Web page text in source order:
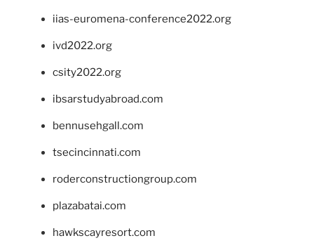
iias-euromena-conference2022.org
ivd2022.org
csity2022.org
ibsarstudyabroad.com
bennusehgall.com
tsecincinnati.com
roderconstructiongroup.com
plazabatai.com
hawkscayresort.com